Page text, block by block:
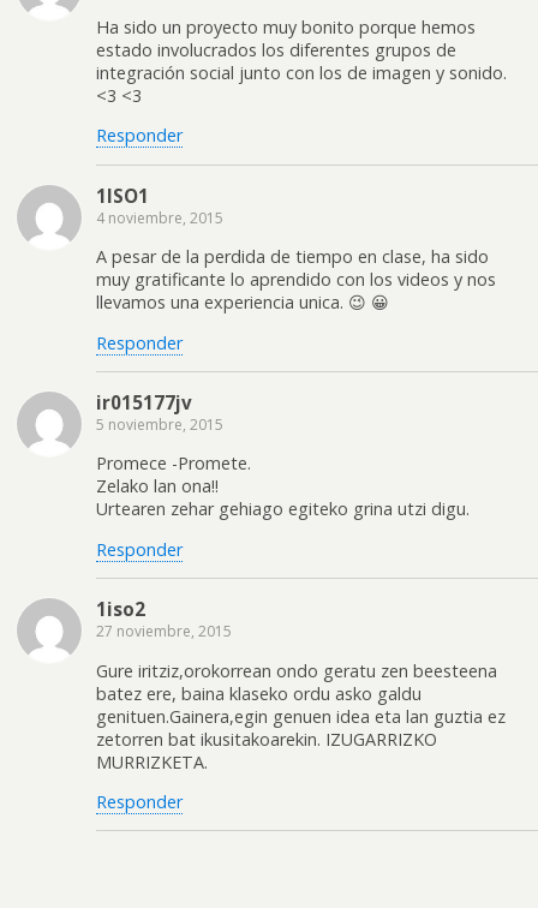
Ha sido un proyecto muy bonito porque hemos
estado involucrados los diferentes grupos de
integración social junto con los de imagen y sonido.
<3 <3
Responder
1ISO1
4 noviembre, 2015
A pesar de la perdida de tiempo en clase, ha sido
muy gratificante lo aprendido con los videos y nos
llevamos una experiencia unica. 😉 😀
Responder
ir015177jv
5 noviembre, 2015
Promece -Promete.
Zelako lan ona!!
Urtearen zehar gehiago egiteko grina utzi digu.
Responder
1iso2
27 noviembre, 2015
Gure iritziz,orokorrean ondo geratu zen beesteena
batez ere, baina klaseko ordu asko galdu
genituen.Gainera,egin genuen idea eta lan guztia ez
zetorren bat ikusitakoarekin. IZUGARRIZKO
MURRIZKETA.
Responder